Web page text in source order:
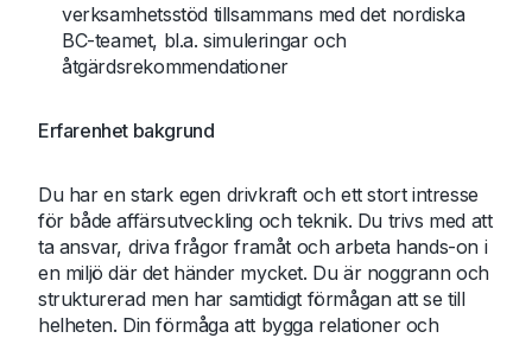
verksamhetsstöd tillsammans med det nordiska
BC-teamet, bl.a. simuleringar och
åtgärdsrekommendationer
Erfarenhet bakgrund
Du har en stark egen drivkraft och ett stort intresse
för både affärsutveckling och teknik. Du trivs med att
ta ansvar, driva frågor framåt och arbeta hands-on i
en miljö där det händer mycket. Du är noggrann och
strukturerad men har samtidigt förmågan att se till
helheten. Din förmåga att bygga relationer och